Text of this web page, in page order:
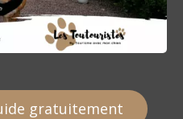
gratuitement